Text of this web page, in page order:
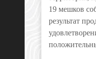
19 мешков
результат